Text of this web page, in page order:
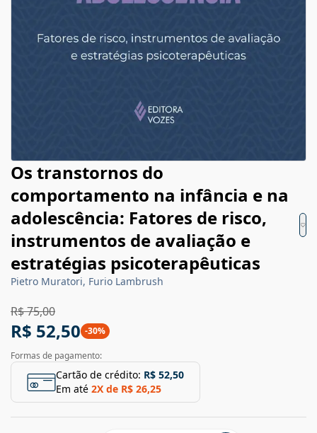
Os transtornos do
comportamento na infância e na
adolescência: Fatores de risco,
instrumentos de avaliação e
estratégias psicoterapêuticas
Pietro Muratori, Furio Lambrush
R$ 75,00
R$ 52,50 -30%
Formas de pagamento:
Cartão de crédito: R$ 52,50
Em até 2X de R$ 26,25